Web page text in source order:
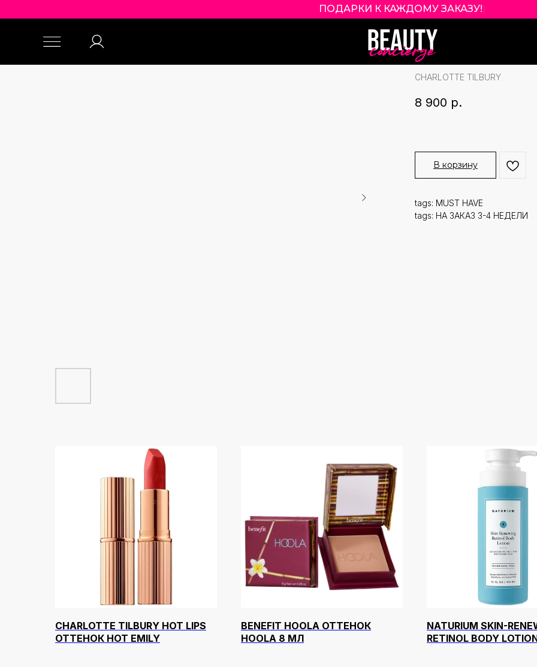
ПОДАРКИ К КАЖДОМУ ЗАКАЗУ!|
CHARLOTTE
ОТТЕНОК
CHARLOTTE TILBURY
8 900 р.
В корзину
tags: MUST HAVE
tags: НА ЗАКАЗ 3-4 НЕДЕЛИ
CHARLOTTE TILBURY HOT LIPS
ОТТЕНОК HOT EMILY
BENEFIT HOOLA ОТТЕНОК
HOOLA 8 МЛ
NATURIUM SKIN-
RETINOL BODY